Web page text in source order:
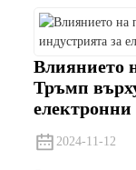
Влиянието
Тръмп
електронни
2024-11-12